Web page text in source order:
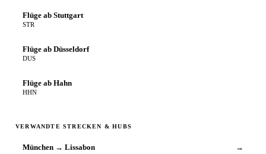
Flüge ab Stuttgart
STR
Flüge ab Düsseldorf
DUS
Flüge ab Hahn
HHN
VERWANDTE STRECKEN & HUBS
München → Lissabon →